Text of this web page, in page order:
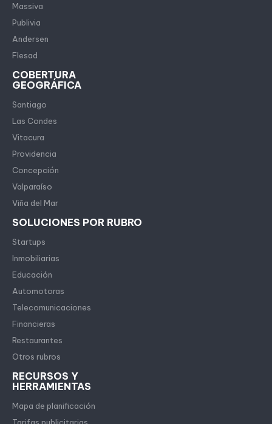
Massiva
Publivia
Andersen
Flesad
COBERTURA
GEOGRÁFICA
Santiago
Las Condes
Vitacura
Providencia
Concepción
Valparaíso
Viña del Mar
SOLUCIONES POR RUBRO
Startups
Inmobiliarias
Educación
Automotoras
Telecomunicaciones
Financieras
Restaurantes
Otros rubros
RECURSOS Y
HERRAMIENTAS
Mapa de planificación